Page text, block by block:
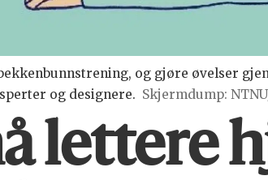
og gjøre øvelser
og designere. Skjermdump:
lettere